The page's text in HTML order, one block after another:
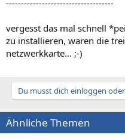
------------------------------------
vergesst das mal schnell
zu installieren, waren die
netzwerkkarte... ;-)
Du musst dich einloggen
Ähnliche Themen